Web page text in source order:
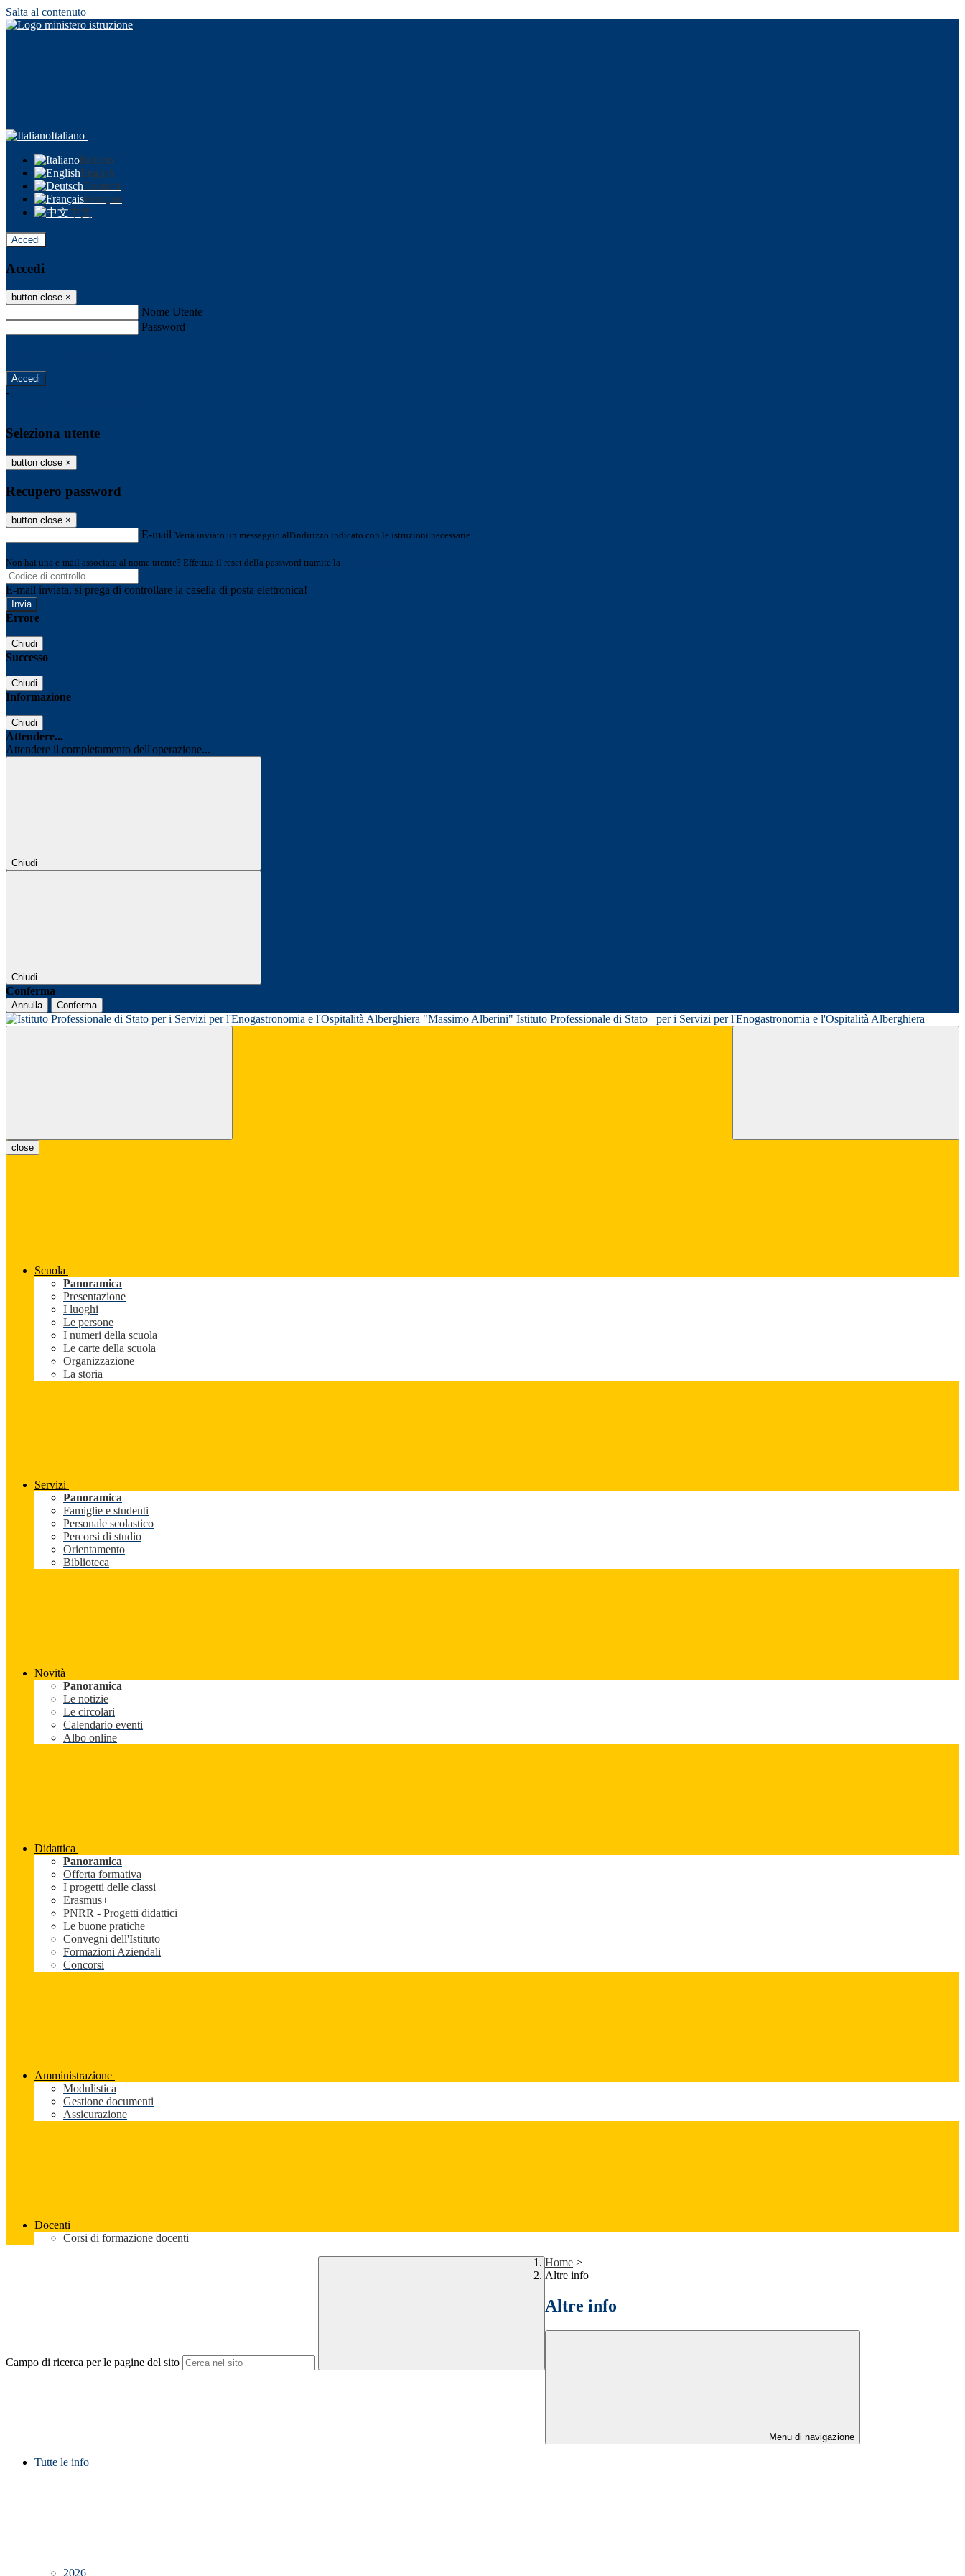
Salta al contenuto
Italiano
Italiano
English
Deutsch
Français
中文
Accedi
Accedi
button close ×
Nome Utente
Password
-
Seleziona utente
button close ×
Recupero password
button close ×
E-mail Verrà inviato un messaggio all'indirizzo indicato con le istruzioni necessarie.
Non hai una e-mail associata al nome utente? Effettua il reset della password tramite la
E-mail inviata, si prega di controllare la casella di posta elettronica!
Errore
Chiudi
Successo
Chiudi
Informazione
Chiudi
Attendere...
Attendere il completamento dell'operazione...
Chiudi
Chiudi
Conferma
Annulla Conferma
Istituto Professionale di Stato per i Servizi per l'Enogastronomia e l'Ospitalità Alberghiera
close
Scuola
Panoramica
Presentazione
I luoghi
Le persone
I numeri della scuola
Le carte della scuola
Organizzazione
La storia
Servizi
Panoramica
Famiglie e studenti
Personale scolastico
Percorsi di studio
Orientamento
Biblioteca
Novità
Panoramica
Le notizie
Le circolari
Calendario eventi
Albo online
Didattica
Panoramica
Offerta formativa
I progetti delle classi
Erasmus+
PNRR - Progetti didattici
Le buone pratiche
Convegni dell'Istituto
Formazioni Aziendali
Concorsi
Amministrazione
Modulistica
Gestione documenti
Assicurazione
Docenti
Corsi di formazione docenti
Campo di ricerca per le pagine del sito
Home >
Altre info
Altre info
Menu di navigazione
Tutte le info
2026